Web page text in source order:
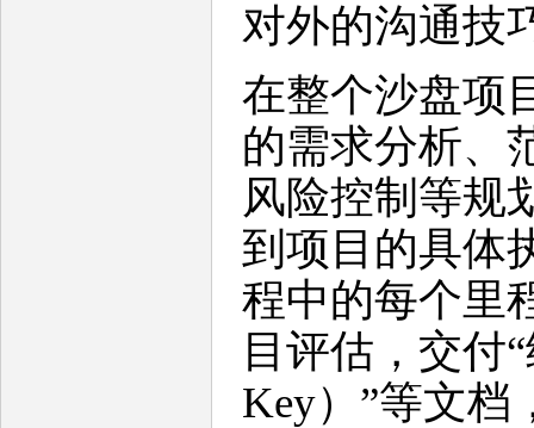
对外的沟通技
在整个沙盘项
的需求分析、
风险控制等规
到项目的具体
程中的每个里
目评估，交付
Key）”等文档